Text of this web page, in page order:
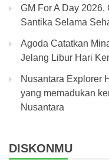
GM For A Day
Santika Selama
Agoda Catatkan
Jelang Libur Hari
Nusantara Explorer
yang memadukan
Nusantara
DISKONMU